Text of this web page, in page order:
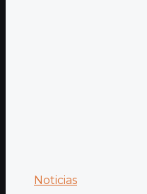
Noticias